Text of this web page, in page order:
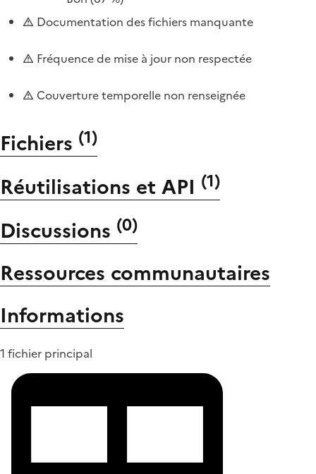
Documentation des fichiers manquante
Fréquence de mise à jour non respectée
Couverture temporelle non renseignée
Fichiers (1)
Réutilisations et API (1)
Discussions (0)
Ressources communautaires
Informations
1 fichier principal